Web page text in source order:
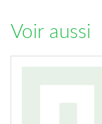
Voir aussi